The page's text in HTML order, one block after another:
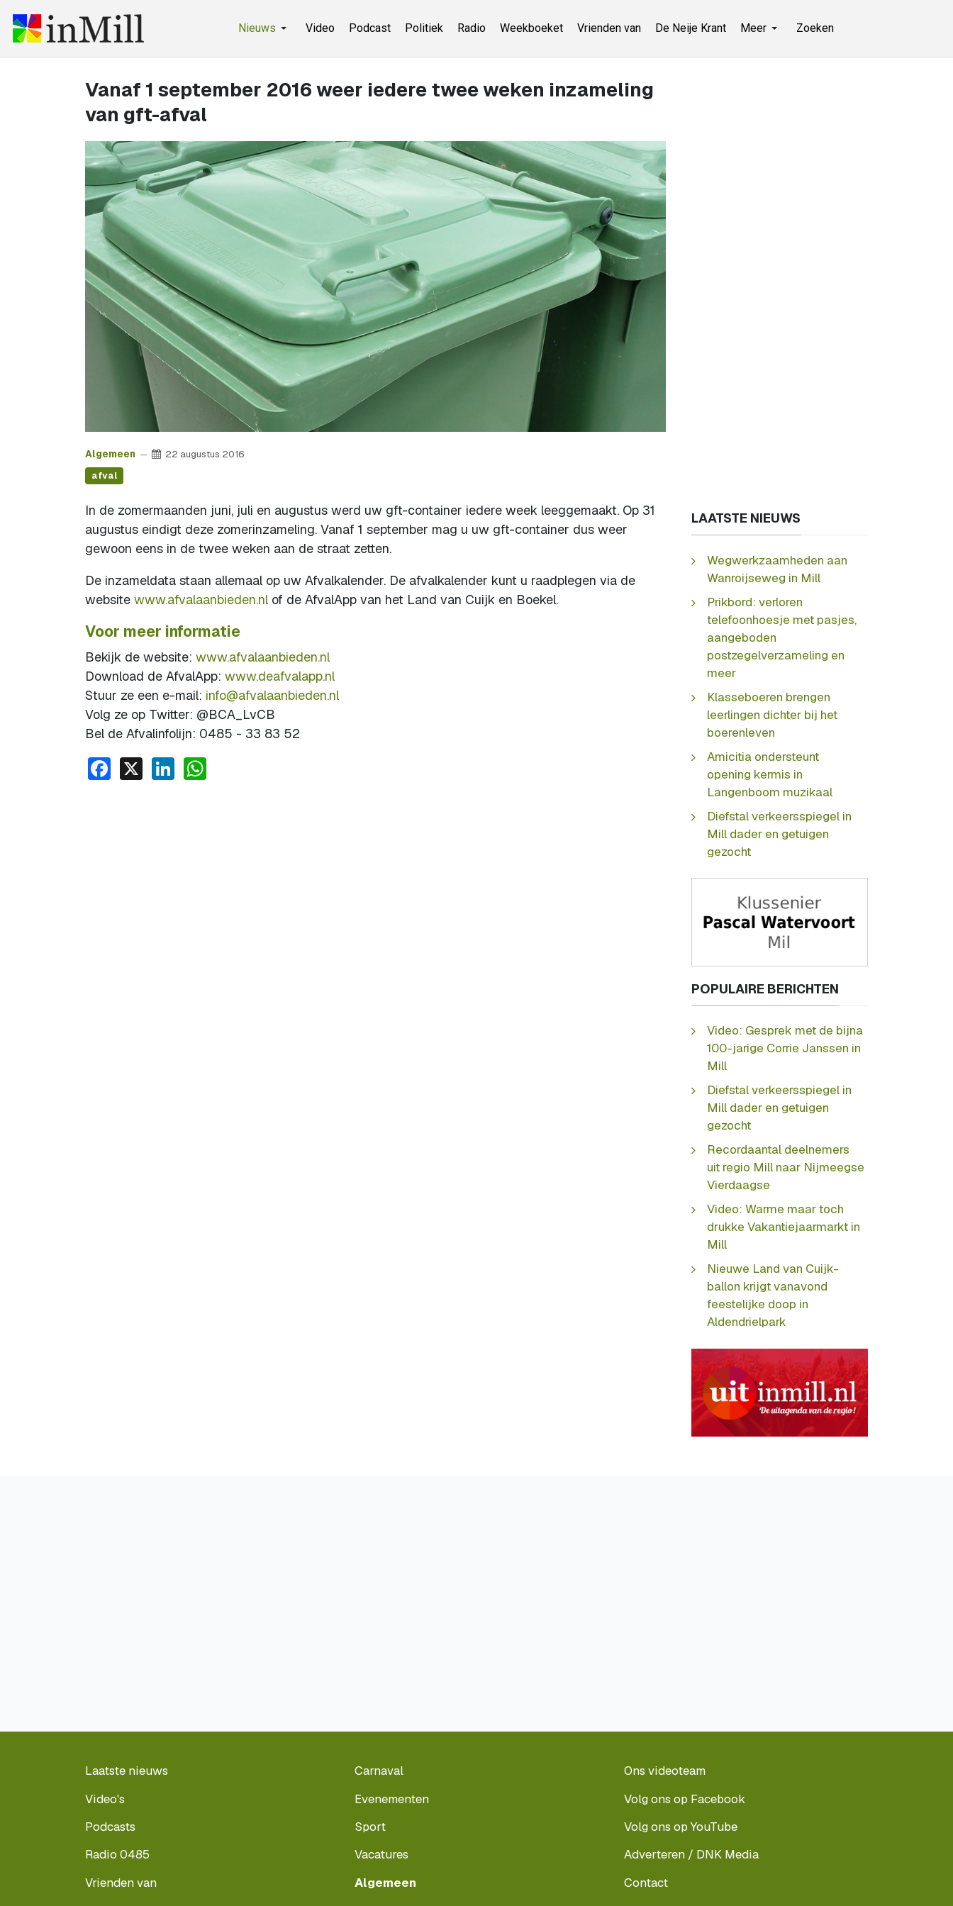
Nieuws Video Podcast Politiek Radio Weekboeket Vrienden van De Neije Krant Meer Zoeken
Vanaf 1 september 2016 weer iedere twee weken inzameling
van gft-afval
Algemeen 22 augustus 2016
afval
In de zomermaanden juni, juli en augustus werd uw gft-container iedere week leeggemaakt. Op 31
augustus eindigt deze zomerinzameling. Vanaf 1 september mag u uw gft-container dus weer
gewoon eens in de twee weken aan de straat zetten.
De inzameldata staan allemaal op uw Afvalkalender. De afvalkalender kunt u raadplegen via de
website www.afvalaanbieden.nl of de AfvalApp van het Land van Cuijk en Boekel.
Voor meer informatie
Bekijk de website: www.afvalaanbieden.nl
Download de AfvalApp: www.deafvalapp.nl
Stuur ze een e-mail: info@afvalaanbieden.nl
Volg ze op Twitter: @BCA_LvCB
Bel de Afvalinfolijn: 0485 - 33 83 52
Facebook
X LinkedIn
LAATSTE NIEUWS
Wegwerkzaamheden aan
Wanroijseweg in Mill
Prikbord: verloren
telefoonhoesje met pasjes,
aangeboden
postzegelverzameling en
meer
Klasseboeren brengen
leerlingen dichter bij het
boerenleven
Amicitia ondersteunt
opening kermis in
Langenboom muzikaal
Diefstal verkeersspiegel in
Mill dader en getuigen
gezocht
POPULAIRE BERICHTEN
Video: Gesprek met de bijna
100-jarige Corrie Janssen in
Mill
Diefstal verkeersspiegel in
Mill dader en getuigen
gezocht
Recordaantal deelnemers
uit regio Mill naar Nijmeegse
Vierdaagse
Video: Warme maar toch
drukke Vakantiejaarmarkt in
Mill
Nieuwe Land van Cuijk-
ballon krijgt vanavond
feestelijke doop in
Aldendrielpark
Laatste nieuws
Video's
Podcasts
Radio 0485
Vrienden van
Carnaval
Evenementen
Sport
Vacatures
Algemeen
Ons videoteam
Volg ons op Facebook
Volg ons op YouTube
Adverteren / DNK Media
Contact